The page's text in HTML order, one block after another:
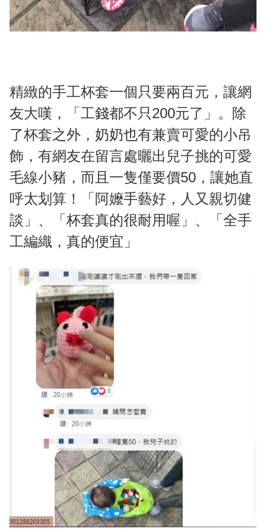
精緻的手工杯套一個只要兩百元，讓網
友大嘆，「工錢都不只200元了」。除
了杯套之外，奶奶也有兼賣可愛的小吊
飾，有網友在留言處曬出兒子挑的可愛
毛線小豬，而且一隻僅要價50，讓她直
呼太划算！「阿嬤手藝好，人又親切健
談」、「杯套真的很耐用喔」、「全手
工編織，真的便宜」